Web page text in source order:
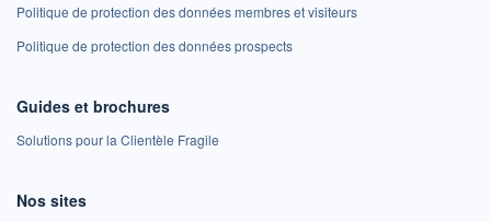
Politique de protection des données membres et visiteurs
Politique de protection des données prospects
Guides et brochures
Solutions pour la Clientèle Fragile
Nos sites